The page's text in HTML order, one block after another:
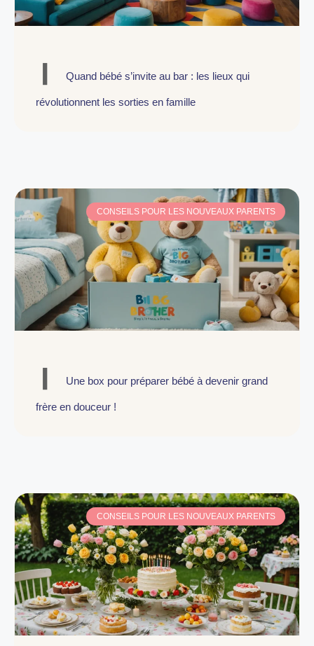
Quand bébé s’invite au bar : les lieux qui
révolutionnent les sorties en famille
CONSEILS POUR LES NOUVEAUX PARENTS
Une box pour préparer bébé à devenir grand
frère en douceur !
CONSEILS POUR LES NOUVEAUX PARENTS